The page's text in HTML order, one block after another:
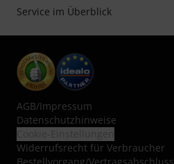
Service im Überblick
AGB/Impressum
Datenschutzhinweise
Widerrufsrecht für Verbraucher